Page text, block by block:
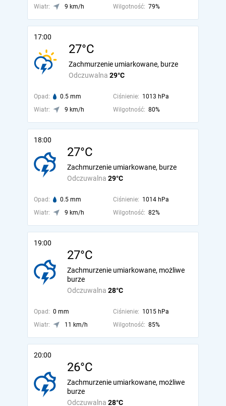
Wiatr:
9 km/h Wilgotność: 79%
17:00
27°C
Odczuwalna 29°C
Zachmurzenie umiarkowane, burze
Opad: 0.5 mm Ciśnienie: 1013 hPa
Wiatr:
9 km/h Wilgotność: 80%
18:00
27°C
Odczuwalna 29°C
Zachmurzenie umiarkowane, burze
Opad: 0.5 mm Ciśnienie: 1014 hPa
Wiatr:
9 km/h Wilgotność: 82%
19:00
27°C
Odczuwalna 28°C
Zachmurzenie umiarkowane, możliwe
burze
Opad: 0 mm Ciśnienie: 1015 hPa
Wiatr:
11 km/h Wilgotność: 85%
20:00
26°C
Odczuwalna 28°C
Zachmurzenie umiarkowane, możliwe
burze